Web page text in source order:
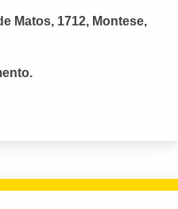
Matos, 1712, Montese,